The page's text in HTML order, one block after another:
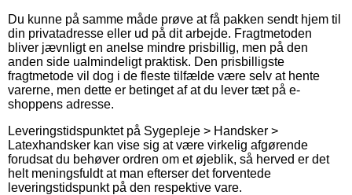
Du kunne på samme måde prøve at få pakken sendt hjem til
din privatadresse eller ud på dit arbejde. Fragtmetoden
bliver jævnligt en anelse mindre prisbillig, men på den
anden side ualmindeligt praktisk. Den prisbilligste
fragtmetode vil dog i de fleste tilfælde være selv at hente
varerne, men dette er betinget af at du lever tæt på e-
shoppens adresse.
Leveringstidspunktet på Sygepleje > Handsker >
Latexhandsker kan vise sig at være virkelig afgørende
forudsat du behøver ordren om et øjeblik, så herved er det
helt meningsfuldt at man efterser det forventede
leveringstidspunkt på den respektive vare.